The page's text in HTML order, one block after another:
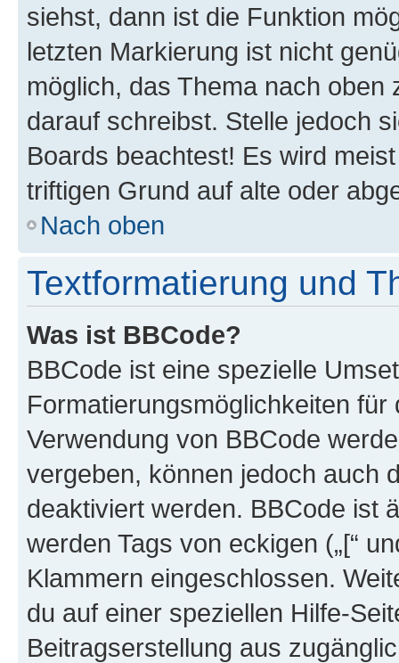
siehst, dann ist die Funktion
letzten Markierung ist nicht
möglich, das Thema nach oben
darauf schreibst. Stelle jedoch
Boards beachtest! Es wird
triftigen Grund auf alte oder
Nach oben
Textformatierung und
Was ist BBCode?
BBCode ist eine spezielle
Formatierungsmöglichkeiten
Verwendung von BBCode
vergeben, können jedoch auch
deaktiviert werden. BBCode ist
werden Tags von eckigen („[“
Klammern eingeschlossen.
du auf einer speziellen Hilfe-
Beitragserstellung aus